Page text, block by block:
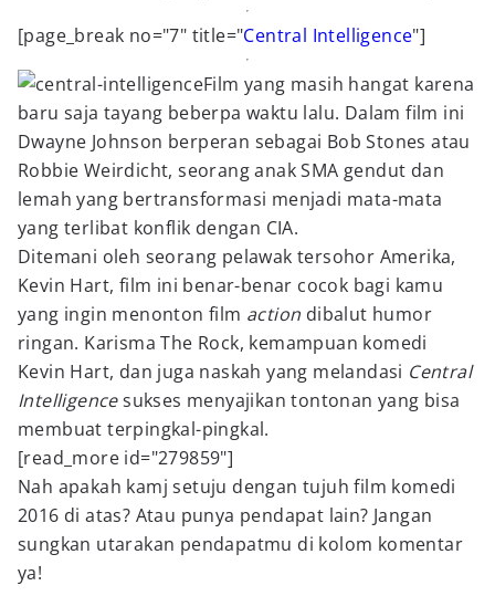
[page_break no="7" title="Central Intelligence"]
Film yang masih hangat karena
baru saja tayang beberpa waktu lalu. Dalam film ini
Dwayne Johnson berperan sebagai Bob Stones atau
Robbie Weirdicht, seorang anak SMA gendut dan
lemah yang bertransformasi menjadi mata-mata
yang terlibat konflik dengan CIA.
Ditemani oleh seorang pelawak tersohor Amerika,
Kevin Hart, film ini benar-benar cocok bagi kamu
yang ingin menonton film action dibalut humor
ringan. Karisma The Rock, kemampuan komedi
Kevin Hart, dan juga naskah yang melandasi Central
Intelligencesukses menyajikan tontonan yang bisa
membuat terpingkal-pingkal.
[read_more id="279859"]
Nah apakah kamj setuju dengan tujuh film komedi
2016 di atas? Atau punya pendapat lain? Jangan
sungkan utarakan pendapatmu di kolom komentar
ya!